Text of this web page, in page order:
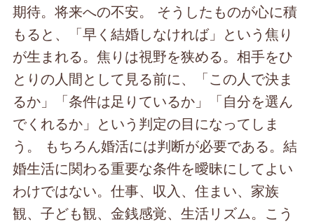
期待。将来への不安。 そうしたものが心に積
もると、「早く結婚しなければ」という焦り
が生まれる。焦りは視野を狭める。相手をひ
とりの人間として見る前に、「この人で決ま
るか」「条件は足りているか」「自分を選ん
でくれるか」という判定の目になってしま
う。 もちろん婚活には判断が必要である。結
婚生活に関わる重要な条件を曖昧にしてよい
わけではない。仕事、収入、住まい、家族
観、子ども観、金銭感覚、生活リズム。こう